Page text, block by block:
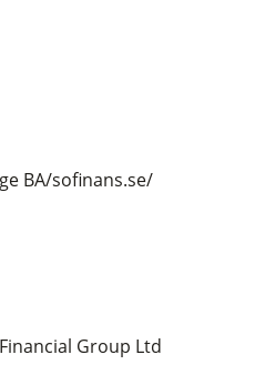
BA/sofinans.se/
Group Ltd